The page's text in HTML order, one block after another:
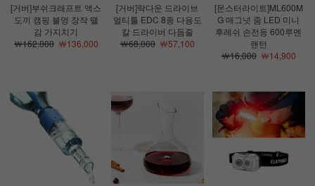
[거버]부쉬크래프트 액스
도끼 캠핑 불멍 장작 땔
감 가지치기
￦162,000￦136,000
[거버]락다운 드라이브
멀티툴 EDC 8종 다용도
칼 드라이버 다듬줄
￦68,000￦57,100
[몬스터라이트]ML600M
G 매그넛 줌 LED 미니
후레쉬 손전등 600루멘
랜턴
￦16,000￦14,900